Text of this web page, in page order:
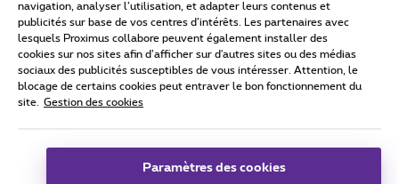
Tous droits réservés. © 2026 Proximus
Conditions générales, info consommateur
Coordonnées de l’entreprise
navigation, analyser l’utilisation, et adapter leurs contenus et
publicités sur base de vos centres d’intérêts. Les partenaires avec
lesquels Proximus collabore peuvent également installer des
cookies sur nos sites afin d’afficher sur d'autres sites ou des médias
sociaux des publicités susceptibles de vous intéresser. Attention, le
blocage de certains cookies peut entraver le bon fonctionnement du
site.
Gestion des cookies
Paramètres des cookies